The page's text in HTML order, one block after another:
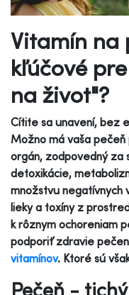
Vitamín na
kľúčové
na život"?
Cítite sa unavení, bez
Možno má vaša
orgán, zodpovedný za
detoxikácie,
množstvu negatívnych
lieky a toxíny z
k rôznym ochoreniam
podporiť zdravie
vitamínov. Ktoré sú
Pečeň -